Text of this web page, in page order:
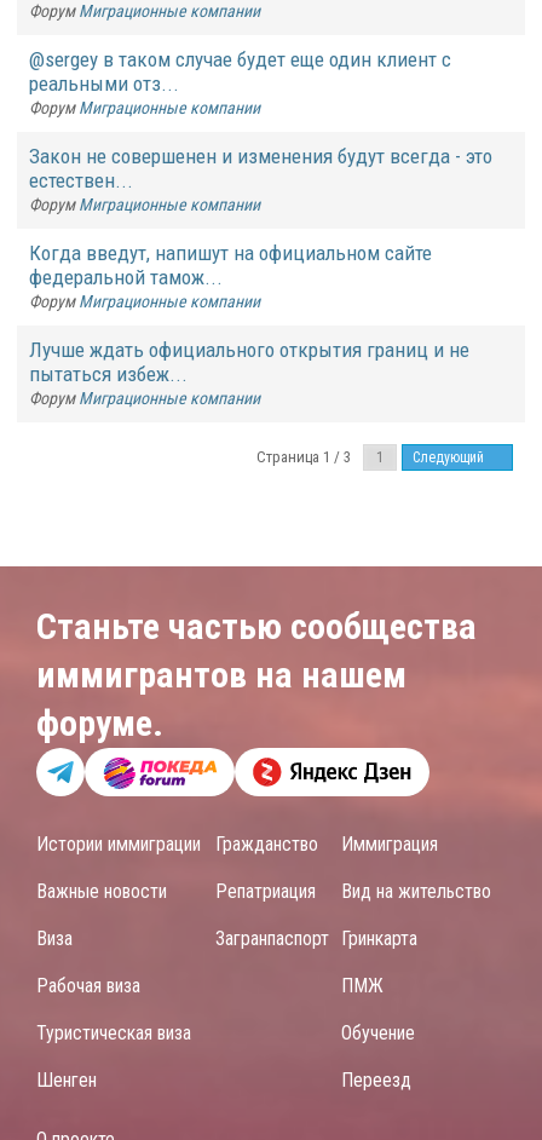
Форум Миграционные компании
@sergey в таком случае будет еще один клиент с
реальными отз...
Форум Миграционные компании
Закон не совершенен и изменения будут всегда - это
естествен...
Форум Миграционные компании
Когда введут, напишут на официальном сайте
федеральной тамож...
Форум Миграционные компании
Лучше ждать официального открытия границ и не
пытаться избеж...
Форум Миграционные компании
Страница 1 / 3 Следующий
Станьте частью сообщества
иммигрантов на нашем
форуме.
Истории иммиграции
Важные новости
Виза
Рабочая виза
Туристическая виза
Шенген
Гражданство
Репатриация
Загранпаспорт
Иммиграция
Вид на жительство
Гринкарта
ПМЖ
Обучение
Переезд